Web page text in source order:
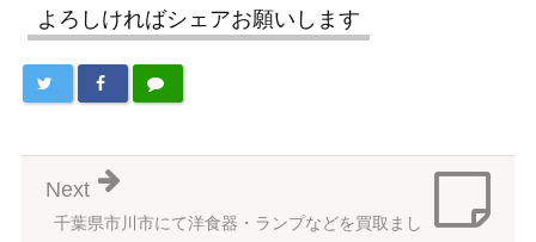
よろしければシェアお願いします
千葉県市川市にて洋食器・ランプなどを買取まし
Next